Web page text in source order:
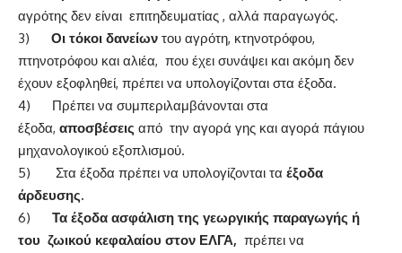
αγρότης δεν είναι επιτηδευματίας , αλλά παραγωγός.
3) Οι τόκοι δανείων του αγρότη, κτηνοτρόφου,
πτηνοτρόφου και αλιέα, που έχει συνάψει και ακόμη δεν
έχουν εξοφληθεί, πρέπει να υπολογίζονται στα έξοδα.
4) Πρέπει να συμπεριλαμβάνονται στα
έξοδα, αποσβέσεις από την αγορά γης και αγορά πάγιου
μηχανολογικού εξοπλισμού.
5) Στα έξοδα πρέπει να υπολογίζονται τα έξοδα
άρδευσης.
6) Τα έξοδα ασφάλιση της γεωργικής παραγωγής ή
του ζωικού κεφαλαίου στον ΕΛΓΑ, πρέπει να